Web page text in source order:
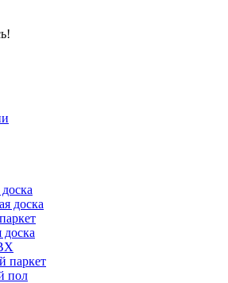
доска
паркет
пол